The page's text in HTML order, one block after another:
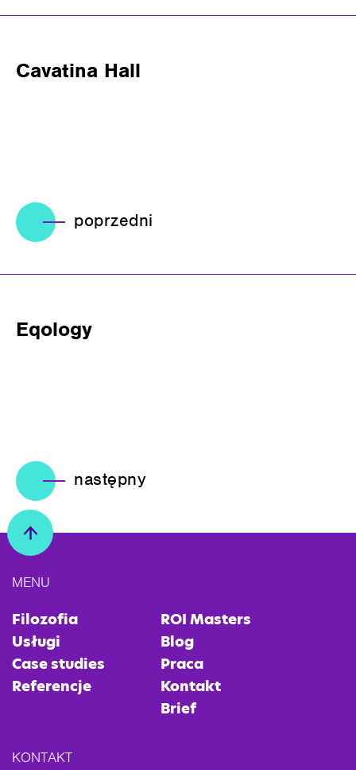
Cavatina Hall
poprzedni
Eqology
następny
MENU
Filozofia
Usługi
Case studies
Referencje
ROI Masters
Blog
Praca
Kontakt
Brief
KONTAKT